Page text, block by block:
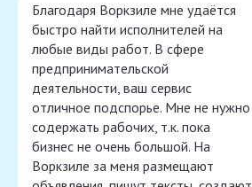
Благодаря Воркзиле мне удаётся
быстро найти исполнителей на
любые виды работ. В сфере
предпринимательской
деятельности, ваш сервис
отличное подспорье. Мне не нужно
содержать рабочих, т.к. пока
бизнес не очень большой. На
Воркзиле за меня размещают